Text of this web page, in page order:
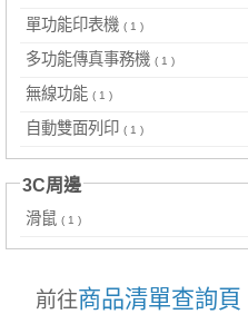
單功能印表機 ( 1 )
多功能傳真事務機 ( 1 )
無線功能 ( 1 )
自動雙面列印 ( 1 )
3C周邊
滑鼠 ( 1 )
前往商品清單查詢頁